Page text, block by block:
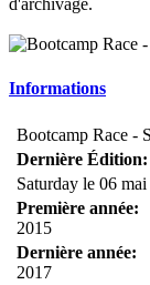
d'archivage.
Informations
Bootcamp Race -
Dernière Édition:
Saturday le 06
Première année:
2015
Dernière année:
2017